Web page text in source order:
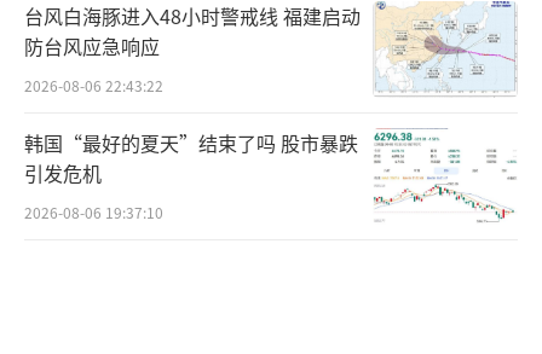
台风白海豚进入48小时警戒线 福建启动
防台风应急响应
2026-08-06 22:43:22
韩国“最好的夏天”结束了吗 股市暴跌
引发危机
2026-08-06 19:37:10